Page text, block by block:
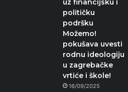
uz financijsku i
političku
podršku
Možemo!
pokušava uvesti
rodnu ideologiju
u zagrebačke
vrtiće i škole!
16/09/2025